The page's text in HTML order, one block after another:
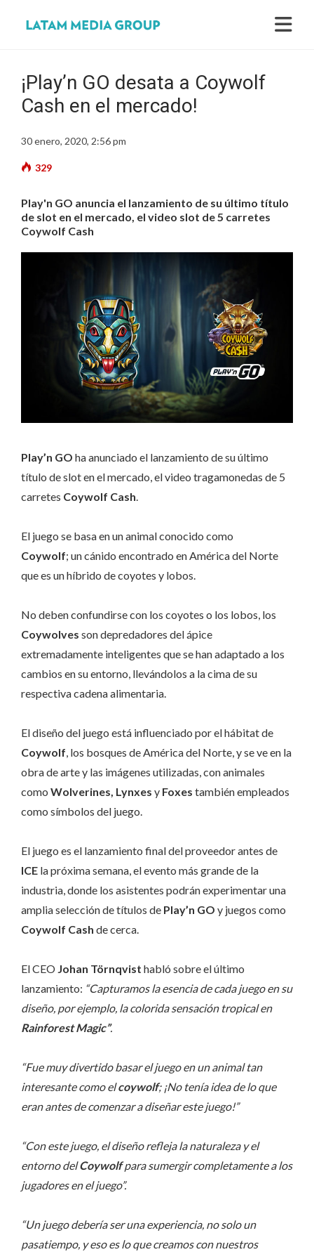
¡Play’n GO desata a Coywolf
Cash en el mercado!
30 enero, 2020, 2:56 pm
329
Play'n GO anuncia el lanzamiento de su último título
de slot en el mercado, el video slot de 5 carretes
Coywolf Cash
Play’n GO ha anunciado el lanzamiento de su último
título de slot en el mercado, el video tragamonedas de 5
carretes Coywolf Cash
El juego se basa en un animal conocido como
Coywolf; un cánido encontrado en América del Norte
que es un híbrido de coyotes y lobos.
No deben confundirse con los coyotes o los lobos, los
Coywolves son depredadores del ápice
extremadamente inteligentes que se han adaptado a los
cambios en su entorno, llevándolos a la cima de su
respectiva cadena alimentaria.
El diseño del juego está influenciado por el hábitat de
Coywolf , los bosques de América del Norte, y se ve en la
obra de arte y las imágenes utilizadas, con animales
como Wolverines, Lynxes y Foxes también empleados
como símbolos del juego.
El juego es el lanzamiento final del proveedor antes de
ICE la próxima semana, el evento más grande de la
industria, donde los asistentes podrán experimentar una
amplia selección de títulos de Play’n GO y juegos como
Coywolf Cash de cerca.
El CEO Johan Törnqvist habló sobre el último
lanzamiento: “Capturamos la esencia de cada juego en su
diseño, por ejemplo, la colorida sensación tropical en
Rainforest Magic”.
“Fue muy divertido basar el juego en un animal tan
interesante como elcoywolf; ¡No tenía idea de lo que
eran antes de comenzar a diseñar este juego!”
“Con este juego, el diseño refleja la naturaleza y el
entorno delCoywolfpara sumergir completamente a los
jugadores en el juego”.
“Un juego debería ser una experiencia, no solo un
pasatiempo, y eso es lo que creamos con nuestros